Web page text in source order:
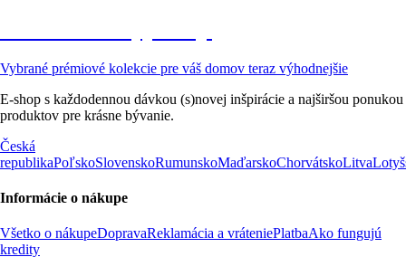
Vybrané prémiové kolekcie pre váš domov teraz výhodnejšie
E-shop s každodennou dávkou (s)novej inšpirácie a najširšou ponukou
produktov pre krásne bývanie.
Česká
republikaPoľskoSlovenskoRumunskoMaďarskoChorvátskoLitva
Informácie o nákupe
Všetko o nákupeDopravaReklamácia a vráteniePlatbaAko fungujú
kredity